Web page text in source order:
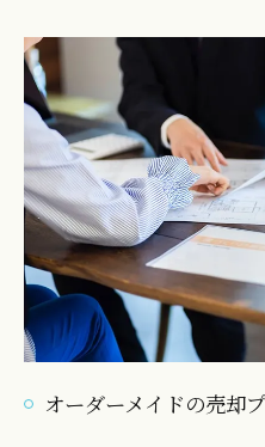
オーダーメイドの売却